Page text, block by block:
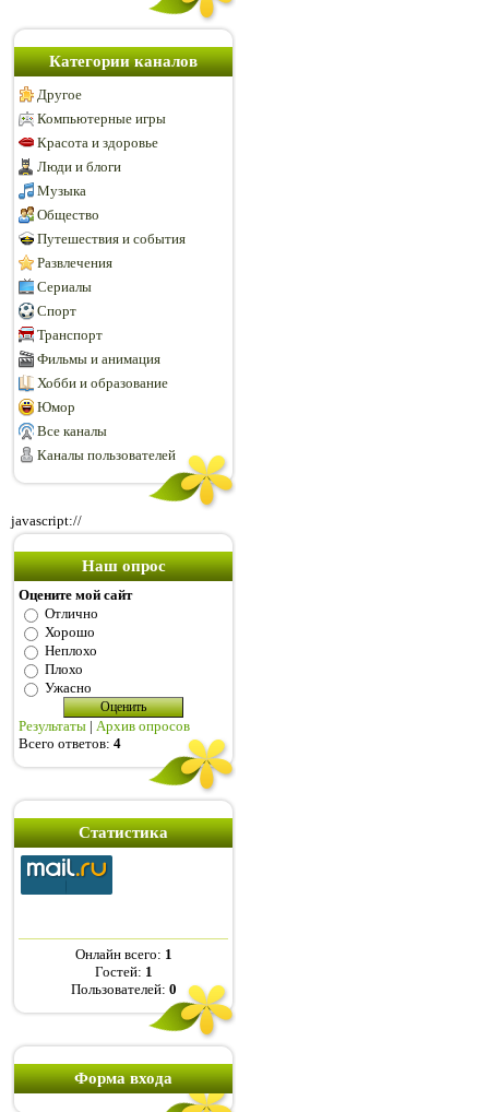
Категории каналов
Другое
Компьютерные игры
Красота и здоровье
Люди и блоги
Музыка
Общество
Путешествия и события
Развлечения
Сериалы
Спорт
Транспорт
Фильмы и анимация
Хобби и образование
Юмор
Все каналы
Каналы пользователей
javascript://
Наш опрос
Оцените мой сайт
Отлично
Хорошо
Неплохо
Плохо
Ужасно
Результаты | Архив опросов
Всего ответов: 4
Статистика
Онлайн всего: 1
Гостей: 1
Пользователей: 0
Форма входа